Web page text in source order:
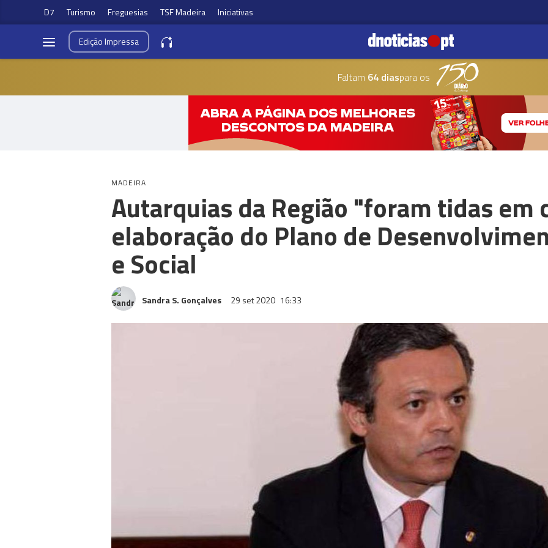
D7 Turismo Freguesias TSF Madeira Iniciativas
EdiçãoImpressa
Faltam 64 diaspara os
MADEIRA
Autarquias da Região "foram tidas em
elaboração do Plano de
e Social
Sandra S. Gonçalves 29 set 2020 16:33